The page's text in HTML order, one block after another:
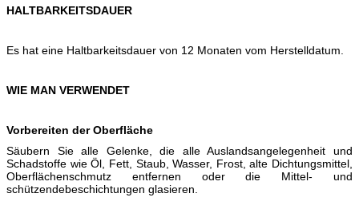
HALTBARKEITSDAUER
Es hat eine Haltbarkeitsdauer von 12 Monaten vom Herstelldatum.
WIE MAN VERWENDET
Vorbereiten der Oberfläche
Säubern Sie alle Gelenke, die alle Auslandsangelegenheit und
Schadstoffe wie Öl, Fett, Staub, Wasser, Frost, alte Dichtungsmittel,
Oberflächenschmutz entfernen oder die Mittel- und
schützendebeschichtungen glasieren.